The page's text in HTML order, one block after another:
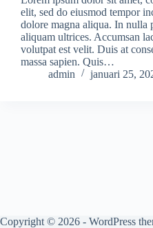
elit, sed do eiusmod tempor
dolore magna aliqua. In nulla
aliquam ultrices. Accumsan
volutpat est velit. Duis at
massa sapien. Quis…
admin
januari 25,
Copyright © 2026 - WordPress